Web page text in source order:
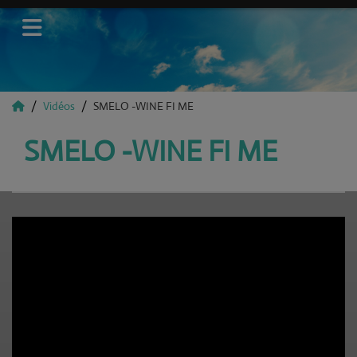
Vidéos SMELO -WINE FI ME
SMELO -WINE FI ME